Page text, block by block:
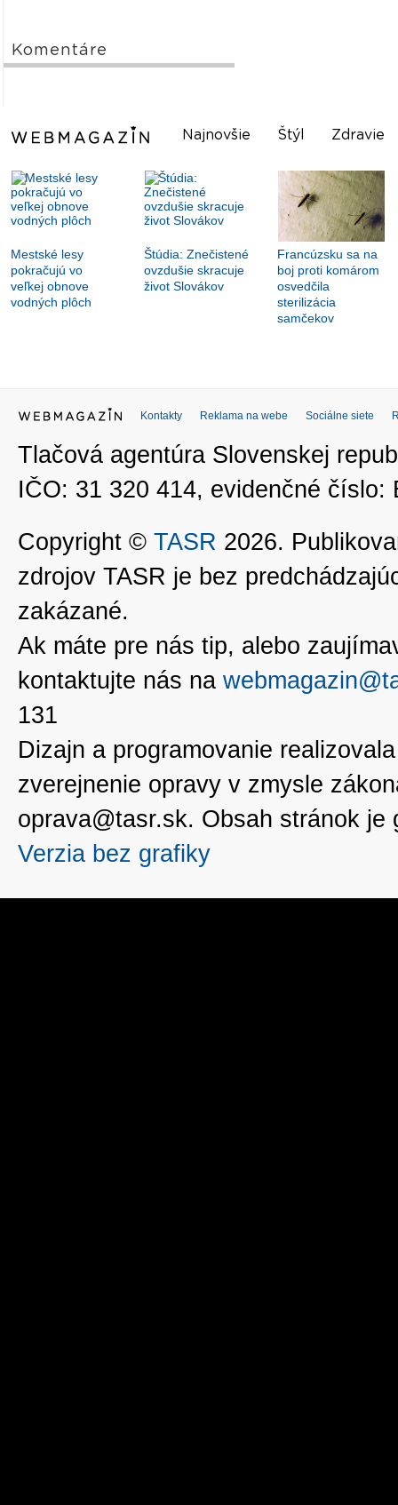
Komentáre
Najnovšie Štýl Zdravie
Mestské lesy
pokračujú vo
veľkej obnove
vodných plôch
Štúdia: Znečistené
ovzdušie skracuje
život Slovákov
Francúzsku sa na
boj proti komárom
osvedčila
sterilizácia
samčekov
Kontakty Reklama na webe Sociálne siete
Tlačová agentúra Slovenskej
IČO: 31 320 414, evidenčné číslo:
Copyright © TASR 2026.
zdrojov TASR je bez
zakázané.
Ak máte pre nás tip, alebo
kontaktujte nás na
131
Dizajn a programovanie
zverejnenie opravy v zmysle
oprava@tasr.sk. Obsah stránok
Verzia bez grafiky